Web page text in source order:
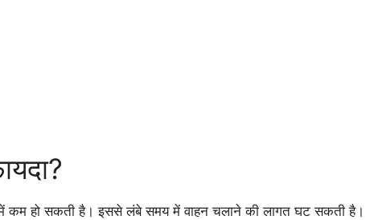
कम हो सकती है। इससे लंबे समय में वाहन चलाने की लागत घट सकती है।